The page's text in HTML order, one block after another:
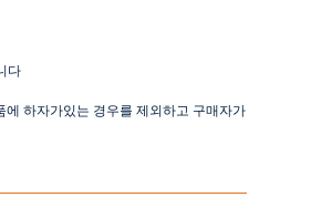
다
에 하자가있는 경우를 제외하고 구매자가